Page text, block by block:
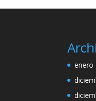
enero